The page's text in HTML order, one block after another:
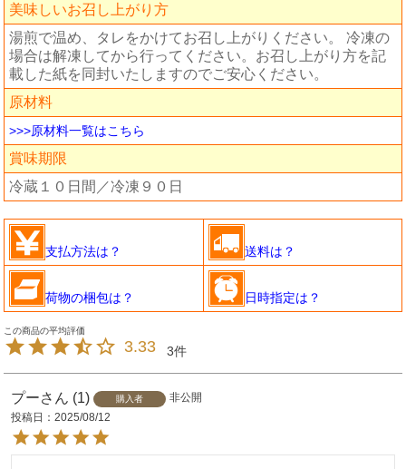
美味しいお召し上がり方
湯煎で温め、タレをかけてお召し上がりください。 冷凍の
場合は解凍してから行ってください。お召し上がり方を記
載した紙を同封いたしますのでご安心ください。
原材料
>>>原材料一覧はこちら
賞味期限
冷蔵１０日間／冷凍９０日
支払方法は？ 送料は？
荷物の梱包は？ 日時指定は？
3.33 3
プーさん 1 購入者
非公開
投稿日
2025/08/12